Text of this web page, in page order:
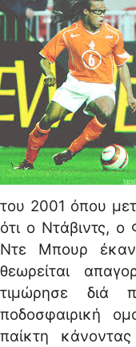
του 2001 όπου
ότι ο Ντάβιντς,
Ντε Μπουρ
θεωρείται
τιμώρησε διά
ποδοσφαιρική
παίκτη